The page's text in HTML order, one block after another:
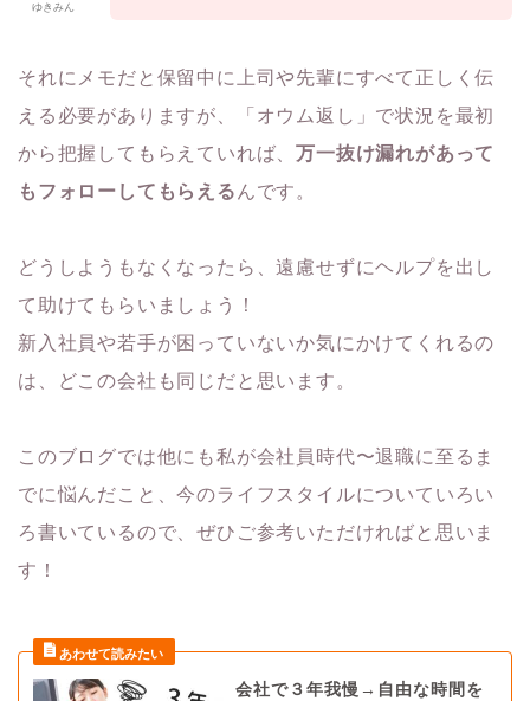
ゆきみん
それにメモだと保留中に上司や先輩にすべて正しく伝
える必要がありますが、「オウム返し」で状況を最初
から把握してもらえていれば、万一抜け漏れがあって
もフォローしてもらえる んです。
どうしようもなくなったら、遠慮せずにヘルプを出し
て助けてもらいましょう！
新入社員や若手が困っていないか気にかけてくれるの
は、どこの会社も同じだと思います。
このブログでは他にも私が会社員時代〜退職に至るま
でに悩んだこと、今のライフスタイルについていろい
ろ書いているので、ぜひご参考いただければと思いま
す！
会社で３年我慢→自由な時間を